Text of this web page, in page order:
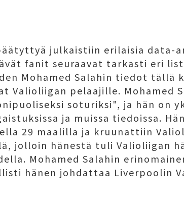
julkaistiin erilaisia ​​data-
fanit seuraavat tarkasti eri
Mohamed Salahin tiedot tällä
Valioliigan pelaajille. Mohamed
soturiksi", ja hän on
ja muissa tiedoissa.
29 maalilla ja kruunattiin
jolloin hänestä tuli Valioliigan
Mohamed Salahin
hänen johdattaa Liverpoolin